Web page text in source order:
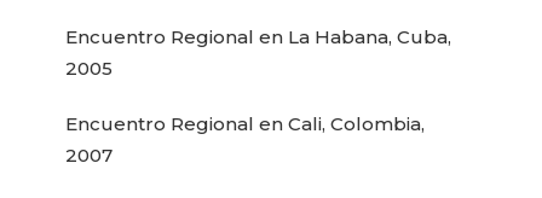
Encuentro Regional en La Habana, Cuba,
2005
Encuentro Regional en Cali, Colombia,
2007